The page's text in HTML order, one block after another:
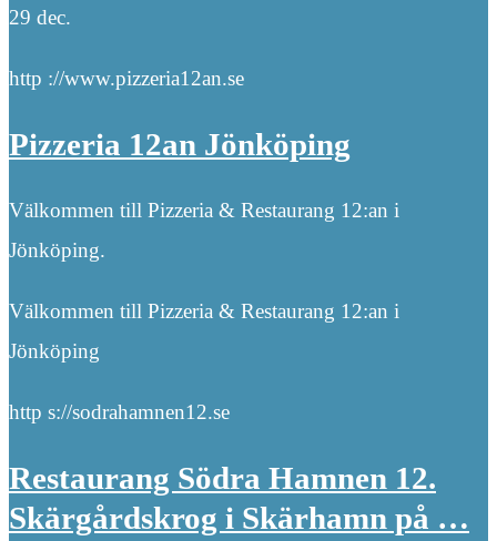
29 dec.
http ://www.pizzeria12an.se
Pizzeria 12an Jönköping
Välkommen till Pizzeria & Restaurang 12:an i
Jönköping.
Välkommen till Pizzeria & Restaurang 12:an i
Jönköping
http s://sodrahamnen12.se
Restaurang Södra Hamnen 12.
Skärgårdskrog i Skärhamn på …